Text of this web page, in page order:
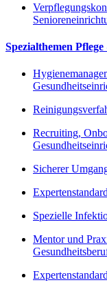
Spezialthemen
Recruiting,
Sicherer
Spezielle
Mentor und